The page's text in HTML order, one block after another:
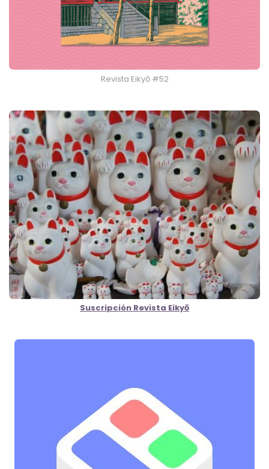
Revista Eikyō #52
Suscripción Revista Eikyō